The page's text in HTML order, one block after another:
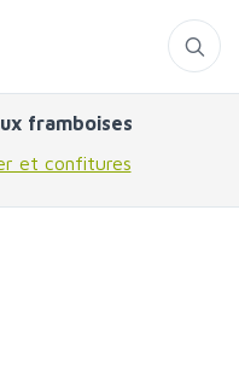
framboises
et confitures